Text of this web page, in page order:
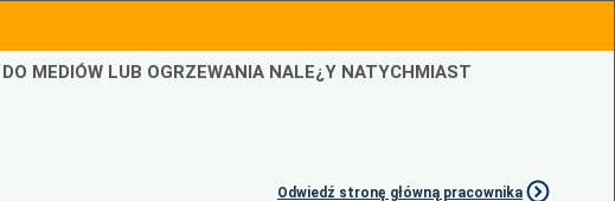
MEDIÓW LUB OGRZEWANIA NALE¿Y NATYCHMIAST
Odwiedź stronę główną pracownika